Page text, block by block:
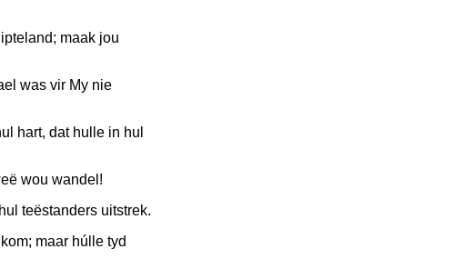
maak jou
was vir My nie
hart, dat hulle in hul
wou wandel!
teëstanders uitstrek.
maar húlle tyd